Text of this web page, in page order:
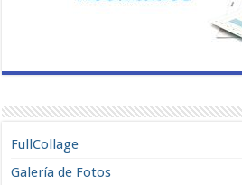
FullCollage
Galería de Fotos